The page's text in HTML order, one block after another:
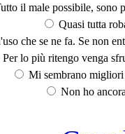
il male possibile, sono
Quasi tutta
che se ne fa. Se non
Per lo più ritengo venga
Mi sembrano
Non ho